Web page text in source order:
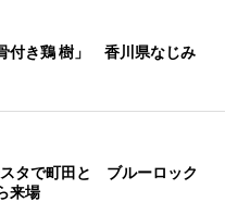
付き鶏 樹」 香川県なじみ
タで町田と ブルーロック
来場